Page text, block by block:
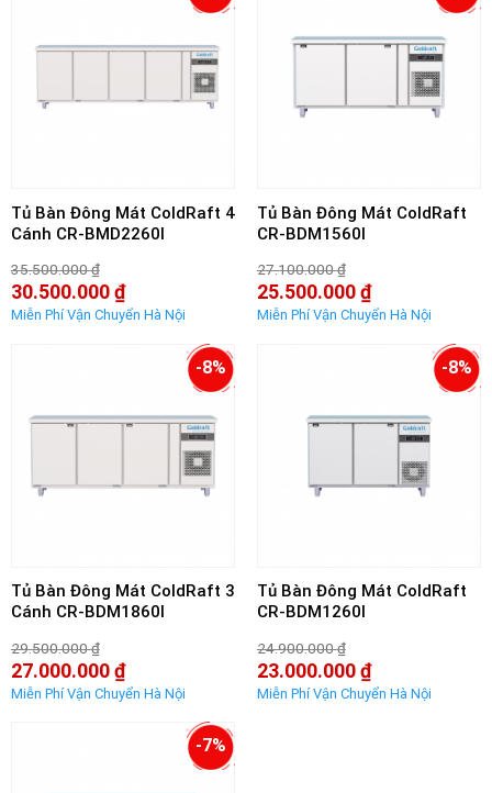
Tủ Bàn Đông Mát ColdRaft 4
Cánh CR-BMD2260I
35.500.000₫
Giá
gốc
là:
30.500.000₫
Giá
Tủ Bàn Đông Mát ColdRaft
CR-BDM1560I
27.100.000₫
Giá
gốc
là:
25.500.000₫
Giá
-8%
Tủ Bàn Đông Mát ColdRaft 3
Cánh CR-BDM1860I
29.500.000₫
Giá
gốc
là:
27.000.000₫
Giá
-8%
Tủ Bàn Đông Mát ColdRaft
CR-BDM1260I
24.900.000₫
Giá
gốc
là:
23.000.000₫
Giá
-7%